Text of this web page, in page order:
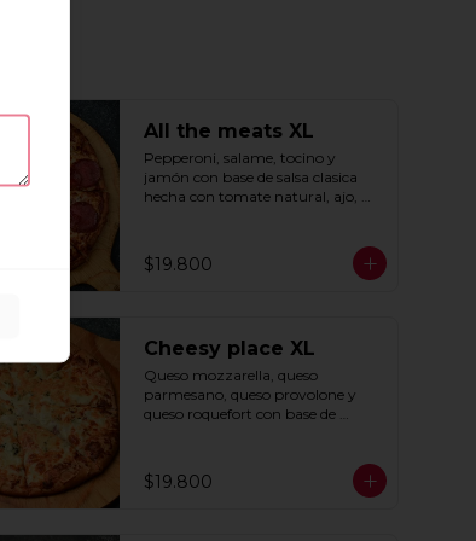
All the meats XL
Pepperoni, salame, tocino y
jamón con base de salsa clasica
hecha con tomate natural, ajo,
$19.800
Cheesy place XL
Queso mozzarella, queso
parmesano, queso provolone y
queso roquefort con base de
puerro.
$19.800